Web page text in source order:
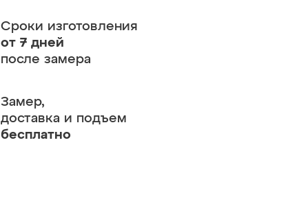
Сроки изготовления
от 7 дней
после замера
Замер,
доставка и подъем
бесплатно